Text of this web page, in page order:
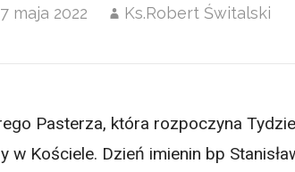
7 maja 2022 Ks.Robert Świtalski
Pasterza, która rozpoczyna
w Kościele. Dzień imienin bp